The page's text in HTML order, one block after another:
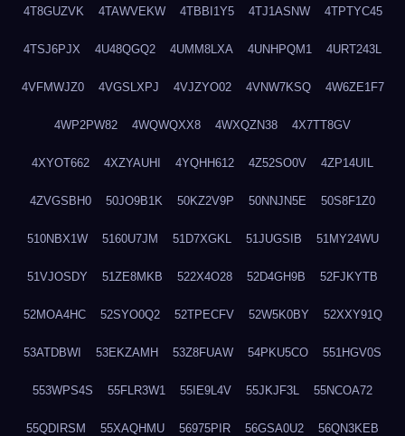
4T8GUZVK 4TAWVEKW 4TBBI1Y5 4TJ1ASNW 4TPTYC45
4TSJ6PJX 4U48QGQ2 4UMM8LXA 4UNHPQM1 4URT243L
4VFMWJZ0 4VGSLXPJ 4VJZYO02 4VNW7KSQ 4W6ZE1F7
4WP2PW82 4WQWQXX8 4WXQZN38 4X7TT8GV
4XYOT662 4XZYAUHI 4YQHH612 4Z52SO0V 4ZP14UIL
4ZVGSBH0 50JO9B1K 50KZ2V9P 50NNJN5E 50S8F1Z0
510NBX1W 5160U7JM 51D7XGKL 51JUGSIB 51MY24WU
51VJOSDY 51ZE8MKB 522X4O28 52D4GH9B 52FJKYTB
52MOA4HC 52SYO0Q2 52TPECFV 52W5K0BY 52XXY91Q
53ATDBWI 53EKZAMH 53Z8FUAW 54PKU5CO 551HGV0S
553WPS4S 55FLR3W1 55IE9L4V 55JKJF3L 55NCOA72
55QDIRSM 55XAQHMU 56975PIR 56GSA0U2 56QN3KEB